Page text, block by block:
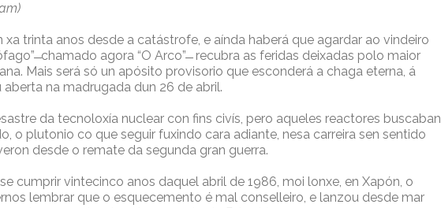
xa trinta anos desde a catástrofe, e aínda haberá que agardar ao vindeiro
chamado agora “O Arco” ̶̶̶ recubra as feridas deixadas polo maior
Mais será só un apósito provisorio que esconderá a chaga eterna, á
na madrugada dun 26 de abril.
da tecnoloxía nuclear con fins civís, pero aqueles reactores buscaban
o plutonio co que seguir fuxindo cara adiante, nesa carreira sen sentido
desde o remate da segunda gran guerra.
cumprir vintecinco anos daquel abril de 1986, moi lonxe, en Xapón, o
lembrar que o esquecemento é mal conselleiro, e lanzou desde mar